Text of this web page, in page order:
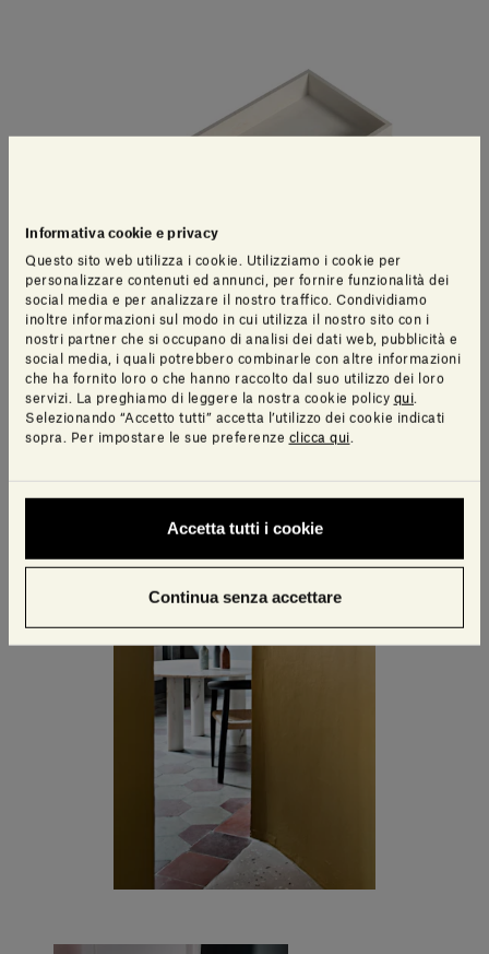
Informativa cookie e privacy
Questo sito web utilizza i cookie. Utilizziamo i cookie per
personalizzare contenuti ed annunci, per fornire funzionalità dei
social media e per analizzare il nostro traffico. Condividiamo
inoltre informazioni sul modo in cui utilizza il nostro sito con i
nostri partner che si occupano di analisi dei dati web, pubblicità e
social media, i quali potrebbero combinarle con altre informazioni
che ha fornito loro o che hanno raccolto dal suo utilizzo dei loro
servizi. La preghiamo di leggere la nostra cookie policy qui
Selezionando “Accetto tutti” accetta l’utilizzo dei cookie indicati
sopra. Per impostare le sue preferenze clicca qui
Accetta tutti i cookie
Continua senza accettare
Adda Wall-mounted basin
IVA inclusa